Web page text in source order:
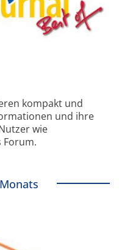
kompakt und
und ihre
wie
Forum.